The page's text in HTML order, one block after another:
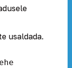
usaldada.